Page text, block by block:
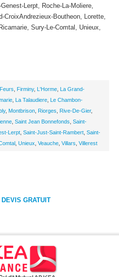
Lerpt, Roche-La-Moliere,
CroixAndrezieux-Boutheon, Lorette,
Sury-Le-Comtal, Unieux,
Feurs Firminy, L'Horme La Grand-
La Talaudiere Le Chambon-
, Montbrison Riorges Rive-De-Gier,
Saint Jean Bonnefonds Saint-
Lerpt Saint-Just-Saint-Rambert Saint-
Unieux Veauche Villars Villerest
GRATUIT